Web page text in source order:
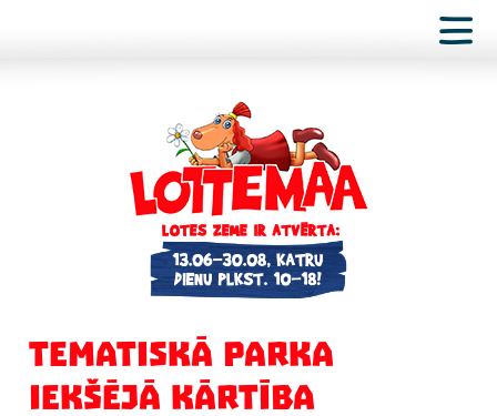
TEMATISKĀ PARKA
IEKŠĒJĀ KĀRTĪBA